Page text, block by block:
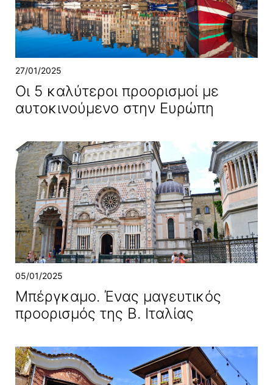
27/01/2025
Οι 5 καλύτεροι προορισμοί με
αυτοκινούμενο στην Ευρώπη
05/01/2025
Μπέργκαμο. Ένας μαγευτικός
προορισμός της Β. Ιταλίας